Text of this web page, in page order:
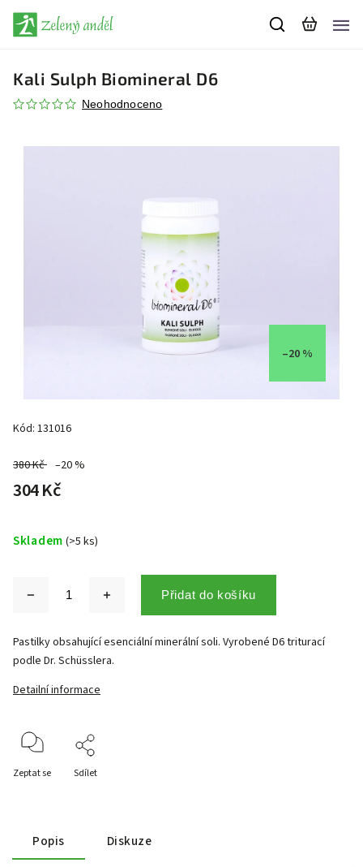
Kali Sulph Biomineral D6
Neohodnoceno
–20 %
Kód: 131016
380 Kč –20 %
304 Kč
Skladem (>5 ks)
Přidat do košíku
Pastilky obsahující esenciální minerální soli. Vyrobené D6 triturací
podle Dr. Schüsslera.
Detailní informace
Zeptat se Sdílet
Popis Diskuze